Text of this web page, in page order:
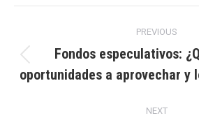
navigation
PREVIOUS
Previous
post:
Fondos especulativos:
oportunidades a aprovechar
NEXT